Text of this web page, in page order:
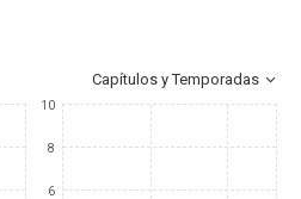
Capítulos y Temporadas
10
8
6